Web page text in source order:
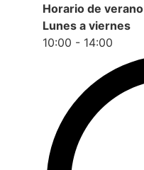
Horario de verano
Lunes a viernes
10:00 - 14:00